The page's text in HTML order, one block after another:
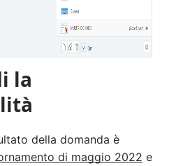
la
della domanda è
di maggio 2022 e